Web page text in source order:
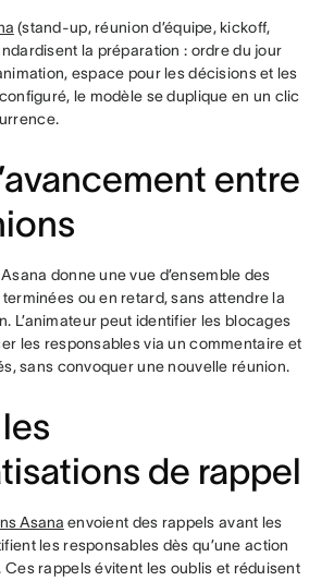
(stand-up, réunion d’équipe, kickoff,
la préparation : ordre du jour
espace pour les décisions et les
le modèle se duplique en un clic
entre
donne une vue d’ensemble des
ou en retard, sans attendre la
L’animateur peut identifier les blocages
les responsables via un commentaire et
sans convoquer une nouvelle réunion.
de rappel
Asana envoient des rappels avant les
les responsables dès qu’une action
Ces rappels évitent les oublis et réduisent